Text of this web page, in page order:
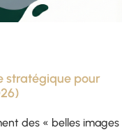
stratégique pour
des « belles images